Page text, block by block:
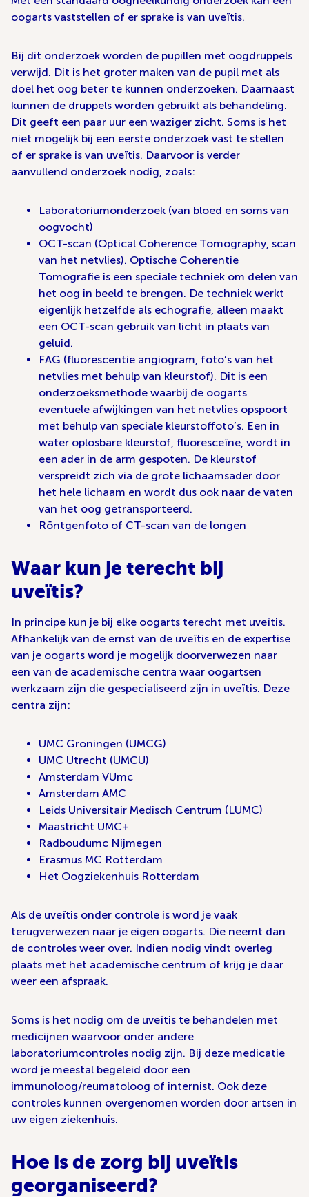
oogarts vaststellen of er sprake is van uveïtis.
Bij dit onderzoek worden de pupillen met oogdruppels
verwijd. Dit is het groter maken van de pupil met als
doel het oog beter te kunnen onderzoeken. Daarnaast
kunnen de druppels worden gebruikt als behandeling.
Dit geeft een paar uur een waziger zicht. Soms is het
niet mogelijk bij een eerste onderzoek vast te stellen
of er sprake is van uveïtis. Daarvoor is verder
aanvullend onderzoek nodig, zoals:
Laboratoriumonderzoek (van bloed en soms van
oogvocht)
OCT-scan (Optical Coherence Tomography, scan
van het netvlies). Optische Coherentie
Tomografie is een speciale techniek om delen van
het oog in beeld te brengen. De techniek werkt
eigenlijk hetzelfde als echografie, alleen maakt
een OCT-scan gebruik van licht in plaats van
geluid.
FAG (fluorescentie angiogram, foto’s van het
netvlies met behulp van kleurstof). Dit is een
onderzoeksmethode waarbij de oogarts
eventuele afwijkingen van het netvlies opspoort
met behulp van speciale kleurstoffoto’s. Een in
water oplosbare kleurstof, fluoresceïne, wordt in
een ader in de arm gespoten. De kleurstof
verspreidt zich via de grote lichaamsader door
het hele lichaam en wordt dus ook naar de vaten
van het oog getransporteerd.
Röntgenfoto of CT-scan van de longen
Waar kun je terecht bij
uveïtis?
In principe kun je bij elke oogarts terecht met uveïtis.
Afhankelijk van de ernst van de uveïtis en de expertise
van je oogarts word je mogelijk doorverwezen naar
een van de academische centra waar oogartsen
werkzaam zijn die gespecialiseerd zijn in uveïtis. Deze
centra zijn:
UMC Groningen (UMCG)
UMC Utrecht (UMCU)
Amsterdam VUmc
Amsterdam AMC
Leids Universitair Medisch Centrum (LUMC)
Maastricht UMC+
Radboudumc Nijmegen
Erasmus MC Rotterdam
Het Oogziekenhuis Rotterdam
Als de uveïtis onder controle is word je vaak
terugverwezen naar je eigen oogarts. Die neemt dan
de controles weer over. Indien nodig vindt overleg
plaats met het academische centrum of krijg je daar
weer een afspraak.
Soms is het nodig om de uveïtis te behandelen met
medicijnen waarvoor onder andere
laboratoriumcontroles nodig zijn. Bij deze medicatie
word je meestal begeleid door een
immunoloog/reumatoloog of internist. Ook deze
controles kunnen overgenomen worden door artsen in
uw eigen ziekenhuis.
Hoe is de zorg bij uveïtis
georganiseerd?